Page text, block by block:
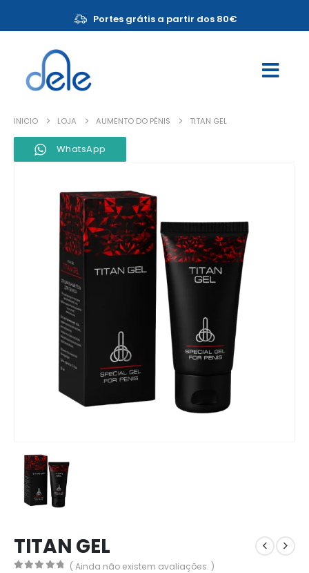
Portes grátis a partir dos 80€
INICIO LOJA AUMENTO DO PÉNIS TITAN GEL
WhatsApp
TITAN GEL
( Ainda não existem avaliações. )